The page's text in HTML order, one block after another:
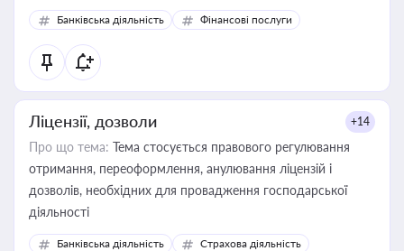
Банківська діяльність Фінансові послуги
Ліцензії, дозволи +14
Про що тема: Тема стосується правового регулювання
отримання, переоформлення, анулювання ліцензій і
дозволів, необхідних для провадження господарської
діяльності
Банківська діяльність
Страхова діяльність